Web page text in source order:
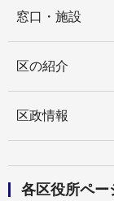
窓口・施設
区の紹介
区政情報
各区役所ペー